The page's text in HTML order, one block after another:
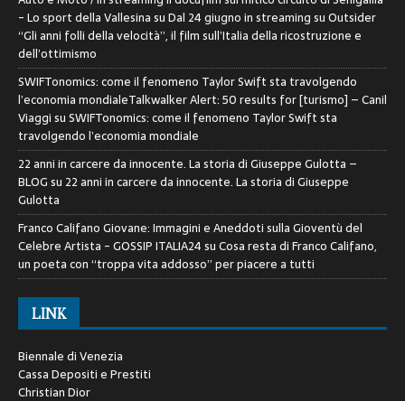
- Lo sport della VallesinasuDal 24 giugno in streaming su Outsider
“Gli anni folli della velocità”, il film sull’Italia della ricostruzione e
dell’ottimismo
SWIFTonomics: come il fenomeno Taylor Swift sta travolgendo
l’economia mondialeTalkwalker Alert: 50 results for [turismo] – Canil
ViaggisuSWIFTonomics: come il fenomeno Taylor Swift sta
travolgendo l’economia mondiale
22 anni in carcere da innocente. La storia di Giuseppe Gulotta –
BLOGsu 22 anni in carcere da innocente. La storia di Giuseppe
Gulotta
Franco Califano Giovane: Immagini e Aneddoti sulla Gioventù del
Celebre Artista - GOSSIP ITALIA24suCosa resta di Franco Califano,
un poeta con “troppa vita addosso” per piacere a tutti
LINK
Biennale di Venezia
Cassa Depositi e Prestiti
Christian Dior